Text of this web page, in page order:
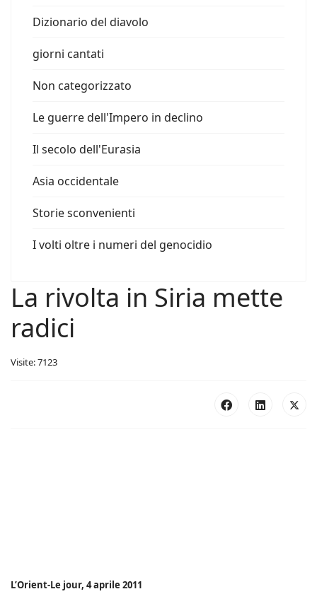
Dizionario del diavolo
giorni cantati
Non categorizzato
Le guerre dell'Impero in declino
Il secolo dell'Eurasia
Asia occidentale
Storie sconvenienti
I volti oltre i numeri del genocidio
La rivolta in Siria mette
radici
Visite: 7123
L’Orient-Le jour, 4 aprile 2011